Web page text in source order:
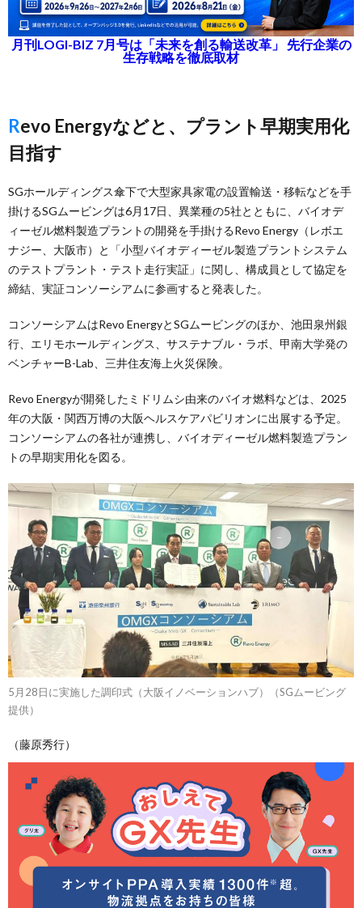
月刊LOGI-BIZ 7月号は「未来を創る輸送改革」 先行企業の
生存戦略を徹底取材
Revo Energyなどと、プラント早期実用化
目指す
SGホールディングス傘下で大型家具家電の設置輸送・移転などを手
掛けるSGムービングは6月17日、異業種の5社とともに、バイオデ
ィーゼル燃料製造プラントの開発を手掛けるRevo Energy（レボエ
ナジー、大阪市）と「小型バイオディーゼル製造プラントシステム
のテストプラント・テスト走行実証」に関し、構成員として協定を
締結、実証コンソーシアムに参画すると発表した。
コンソーシアムはRevo EnergyとSGムービングのほか、池田泉州銀
行、エリモホールディングス、サステナブル・ラボ、甲南大学発の
ベンチャーB-Lab、三井住友海上火災保険。
Revo Energyが開発したミドリムシ由来のバイオ燃料などは、2025
年の大阪・関西万博の大阪ヘルスケアパビリオンに出展する予定。
コンソーシアムの各社が連携し、バイオディーゼル燃料製造プラン
トの早期実用化を図る。
5月28日に実施した調印式（大阪イノベーションハブ）（SGムービング
提供）
（藤原秀行）